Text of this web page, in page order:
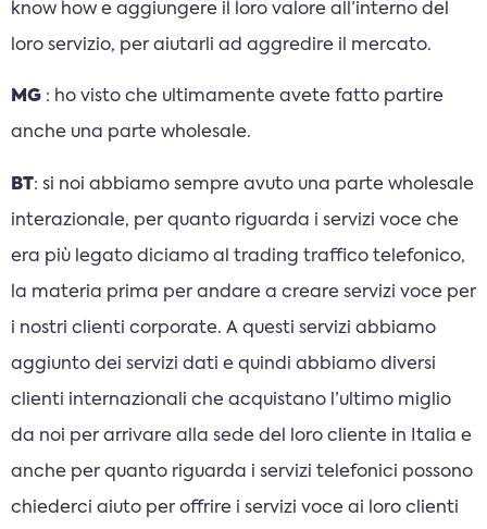
know how e aggiungere il loro valore all’interno del
loro servizio, per aiutarli ad aggredire il mercato.
MG : ho visto che ultimamente avete fatto partire
anche una parte wholesale.
BT: si noi abbiamo sempre avuto una parte wholesale
interazionale, per quanto riguarda i servizi voce che
era più legato diciamo al trading traffico telefonico,
la materia prima per andare a creare servizi voce per
i nostri clienti corporate. A questi servizi abbiamo
aggiunto dei servizi dati e quindi abbiamo diversi
clienti internazionali che acquistano l’ultimo miglio
da noi per arrivare alla sede del loro cliente in Italia e
anche per quanto riguarda i servizi telefonici possono
chiederci aiuto per offrire i servizi voce ai loro clienti